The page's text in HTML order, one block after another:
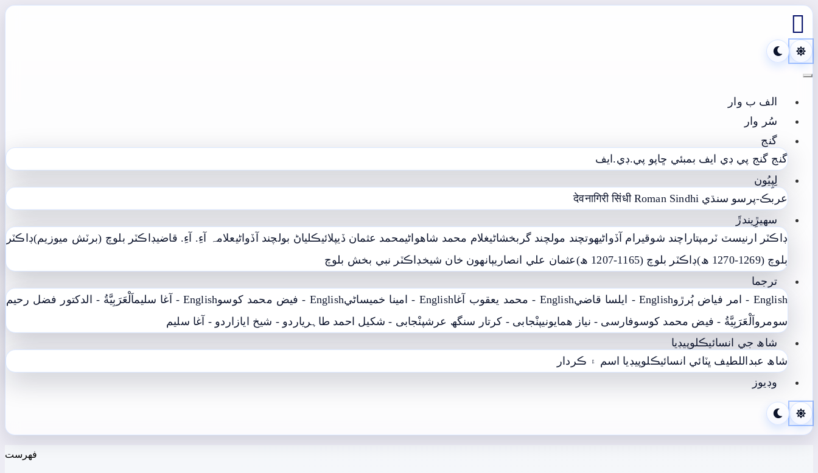

Toggle navigation
الف ب وار
سُر وار
گنج
گنج گنج پي ڊي ايف بمبئي ڇاپو پي.ڊي.ايف
لِپِيُون
عربڪ-پرسو سنڌي
देवनागिरी सिंधी Roman Sindhi
سھيڙِيندڙَ
ڊاڪٽر ارنيسٽ ٽرمپتاراچند شوقيرام آڏواڻيھوتچند مولچند گربخشاڻيغلام محمد شاھواڻيمحمد عثمان ڏيپلائيڪلياڻ بولچند آڏواڻيعلامہ آءِ. آءِ. قاضيڊاڪٽر بلوچ (برٽش ميوزيم)ڊاڪٽر
بلوچ (1269-1270 ھ)
ڊاڪٽر بلوچ (1165-1207 ھ) عثمان علي انصاريٻانهون خان شيخڊاڪٽر نبي بخش بلوچ
ترجما
English - امر فياض ٻُرڙو
English - ايلسا قاضي English - محمد يعقوب آغا English - امينا خميساڻي English - فيض محمد کوسو English - آغا سليم
اَلْعَرَبِيَّةُ - الدکتور فضل رحیم
سومرو اَلْعَرَبِيَّةُ - فيض محمد کوسوفارسی - نياز ھمايونيپنْجابی - کرتار سنگھ عرشپنْجابی - شکیل احمد طاہریاردو - شيخ اياز اردو - آغا سليم
شاھ جي انسائيڪلوپيڊيا
شاھ عبداللطيف ڀٽائي انسائيڪلوپيڊيا اسم ۽ ڪردار
وڊيوز
فھرست